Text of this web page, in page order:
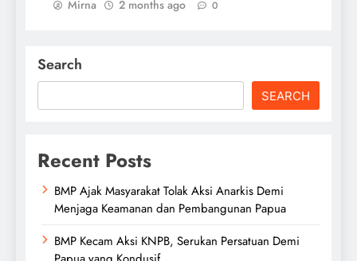
Mirna 2 months ago 0
Search
SEARCH
Recent Posts
BMP Ajak Masyarakat Tolak Aksi Anarkis Demi
Menjaga Keamanan dan Pembangunan Papua
BMP Kecam Aksi KNPB, Serukan Persatuan Demi